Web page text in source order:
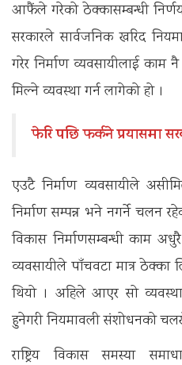
आफैंले गरेको ठेक्कासम्बन्धी
सरकारले सार्वजनिक खरिद
गरेर निर्माण व्यवसायीलाई
मिल्ने व्यवस्था गर्न लागेको हो ।
फेरि पछि फर्कने प्रयासमा
एउटै निर्माण व्यवसायीले
निर्माण सम्पन्न भने नगर्ने चलन
विकास निर्माणसम्बन्धी काम
व्यवसायीले पाँचवटा मात्र ठेक्का
थियो । अहिले आएर सो
हुनेगरी नियमावली संशोधनको
राष्ट्रिय विकास समस्या